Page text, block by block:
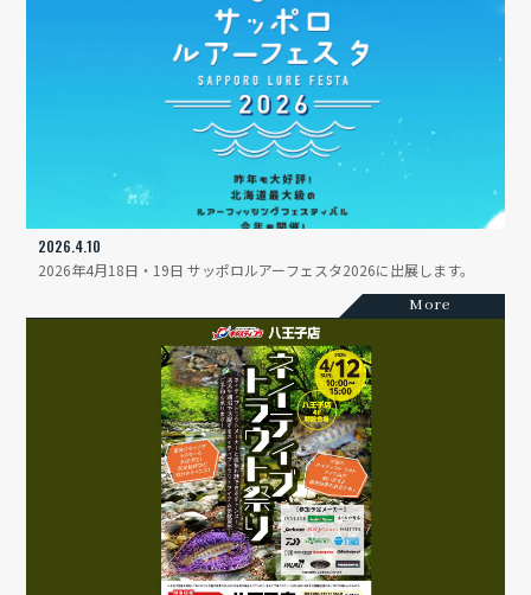
2026.4.10
2026年4月18日・19日 サッポロルアーフェスタ2026に出展します。
More